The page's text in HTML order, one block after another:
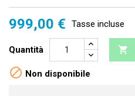
999,00 € Tasse incluse
Quantità 
 Non disponibile